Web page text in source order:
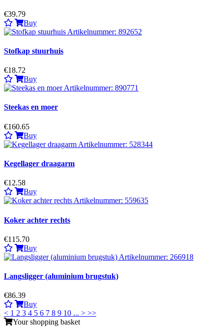
€39.79
Buy
Stofkap stuurhuis
€18.72
Buy
Steekas en moer
€160.65
Buy
Kegellager draagarm
€12.58
Buy
Koker achter rechts
€115.70
Buy
Langsligger (aluminium brugstuk)
€86.39
Buy
< 1 2 3 4 5 6 7 8 9 10 ... > >>
Your shopping basket